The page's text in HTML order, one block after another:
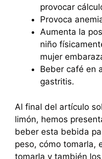
provocar
Provoca
Aumenta la
niño
mujer
Beber café en
gastritis.
Al final del artículo
limón, hemos
beber esta bebida
peso, cómo tomarla,
tomarla y también